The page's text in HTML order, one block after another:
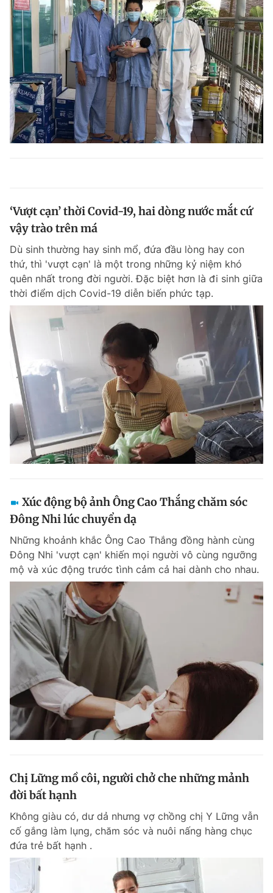
‘Vượt cạn’ thời Covid-19, hai dòng nước mắt cứ
vậy trào trên má
Dù sinh thường hay sinh mổ, đứa đầu lòng hay con
thứ, thì 'vượt cạn' là một trong những kỷ niệm khó
quên nhất trong đời người. Đặc biệt hơn là đi sinh giữa
thời điểm dịch Covid-19 diễn biến phức tạp.
Xúc động bộ ảnh Ông Cao Thắng chăm sóc
Đông Nhi lúc chuyển dạ
Những khoảnh khắc Ông Cao Thắng đồng hành cùng
Đông Nhi 'vượt cạn' khiến mọi người vô cùng ngưỡng
mộ và xúc động trước tình cảm cả hai dành cho nhau.
Chị Lững mồ côi, người chở che những mảnh
đời bất hạnh
Không giàu có, dư dả nhưng vợ chồng chị Y Lững vẫn
cố gắng làm lụng, chăm sóc và nuôi nấng hàng chục
đứa trẻ bất hạnh .